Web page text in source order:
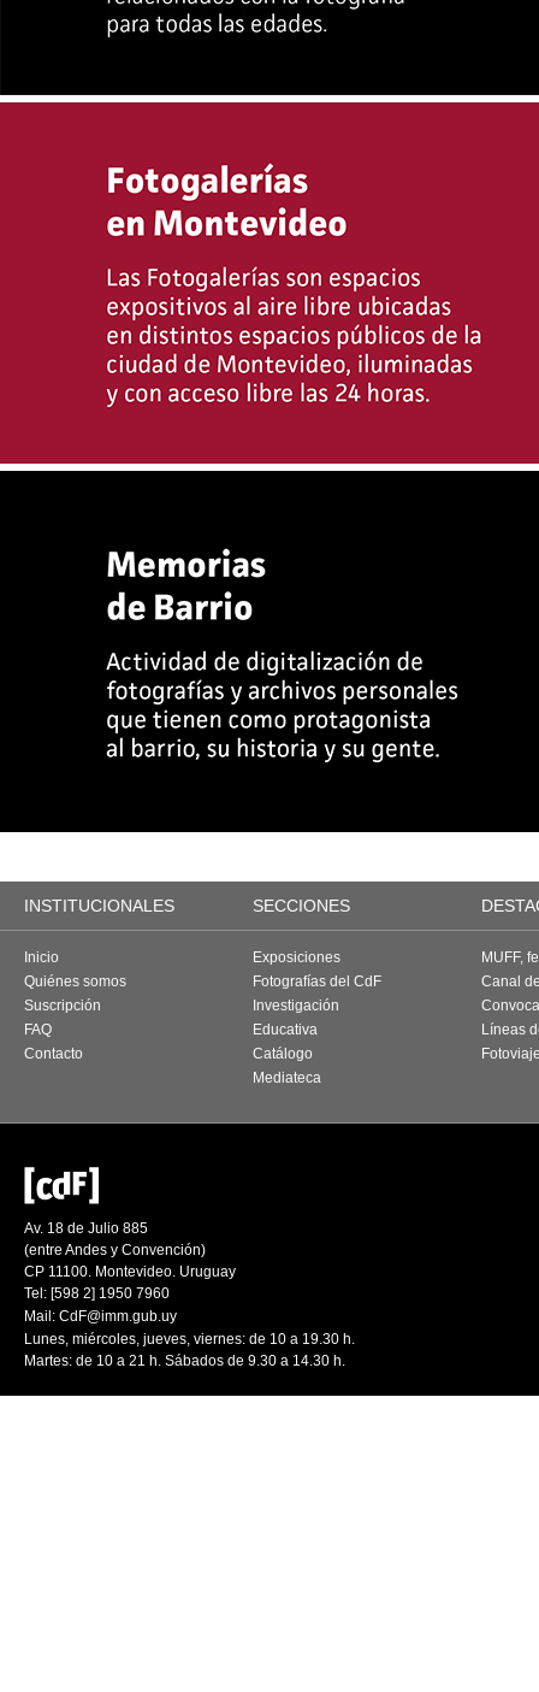
INSTITUCIONALES SECCIONES
Inicio
Quiénes somos
Suscripción
FAQ
Contacto
Exposiciones
Fotografías del CdF
Investigación
Educativa
Catálogo
Mediateca
MUFF,
Canal
Líneas
Av. 18 de Julio 885
(entre Andes y Convención)
CP 11100. Montevideo. Uruguay
Tel: [598 2] 1950 7960
Mail: CdF@imm.gub.uy
Lunes, miércoles, jueves, viernes: de 10 a 19.30 h.
Martes: de 10 a 21 h. Sábados de 9.30 a 14.30 h.